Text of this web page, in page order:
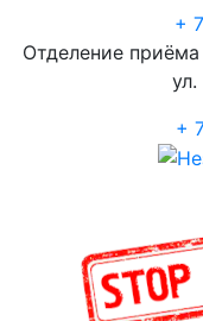
+
Отделение
+